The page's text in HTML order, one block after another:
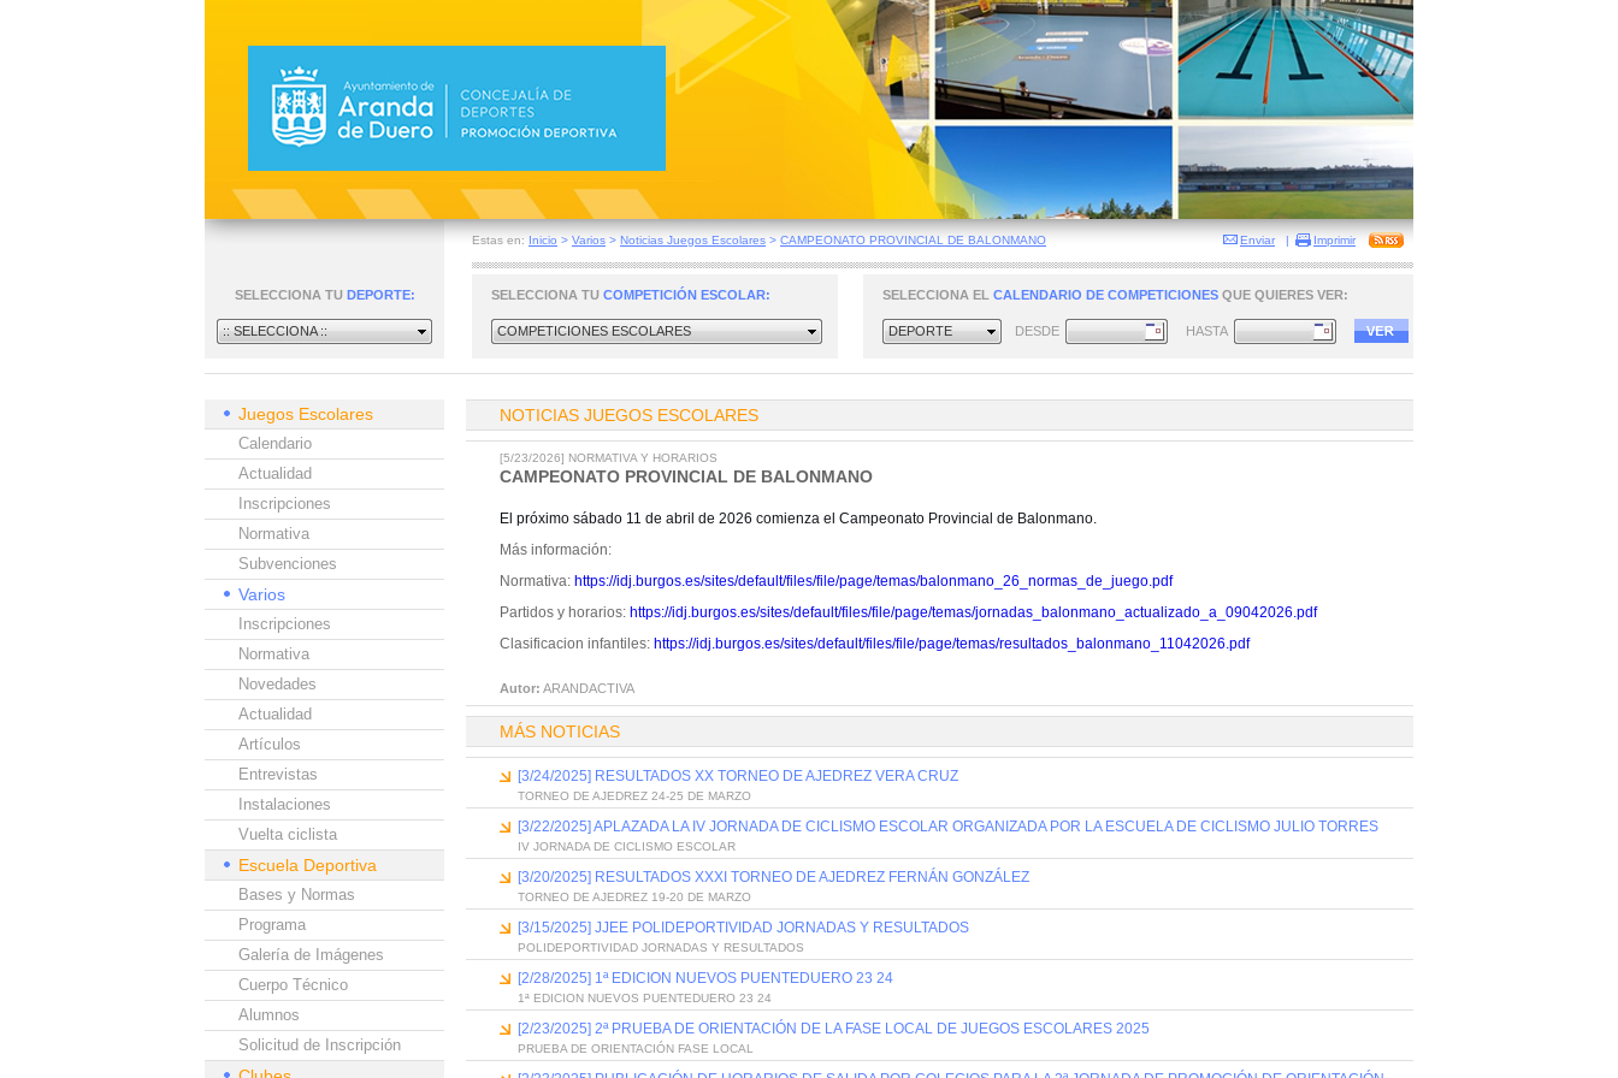
Estas en: Inicio > Varios > Noticias Juegos Escolares > CAMPEONATO PROVINCIAL DE BALONMANO Enviar | Imprimir
SELECCIONA TU DEPORTE:
:: SELECCIONA ::
SELECCIONA TU COMPETICIÓN ESCOLAR:
COMPETICIONES ESCOLARES
SELECCIONA EL CALENDARIO DE COMPETICIONES QUE QUIERES VER:
DEPORTE DESDE HASTA
Juegos Escolares
Calendario
Actualidad
Inscripciones
Normativa
Subvenciones
Varios
Inscripciones
Normativa
Novedades
Actualidad
Artículos
Entrevistas
Instalaciones
Vuelta ciclista
Escuela Deportiva
Bases y Normas
Programa
Galería de Imágenes
Cuerpo Técnico
Alumnos
Solicitud de Inscripción
NOTICIAS JUEGOS ESCOLARES
[5/23/2026] NORMATIVA Y HORARIOS
CAMPEONATO PROVINCIAL DE BALONMANO
El próximo sábado 11 de abril de 2026 comienza el Campeonato Provincial de Balonmano.
Más información:
Normativa: https://idj.burgos.es/sites/default/files/file/page/temas/balonmano_26_normas_de_juego.pdf
Partidos y horarios: https://idj.burgos.es/sites/default/files/file/page/temas/jornadas_balonmano_actualizado_a_09042026.pdf
Clasificacion infantiles: https://idj.burgos.es/sites/default/files/file/page/temas/resultados_balonmano_11042026.pdf
Autor: ARANDACTIVA
MÁS NOTICIAS
[3/24/2025] RESULTADOS XX TORNEO DE AJEDREZ VERA CRUZ
TORNEO DE AJEDREZ 24-25 DE MARZO
[3/22/2025] APLAZADA LA IV JORNADA DE CICLISMO ESCOLAR ORGANIZADA POR LA ESCUELA DE CICLISMO JULIO TORRES
IV JORNADA DE CICLISMO ESCOLAR
[3/20/2025] RESULTADOS XXXI TORNEO DE AJEDREZ FERNÁN GONZÁLEZ
TORNEO DE AJEDREZ 19-20 DE MARZO
[3/15/2025] JJEE POLIDEPORTIVIDAD JORNADAS Y RESULTADOS
POLIDEPORTIVIDAD JORNADAS Y RESULTADOS
[2/28/2025] 1ª EDICION NUEVOS PUENTEDUERO 23 24
1ª EDICION NUEVOS PUENTEDUERO 23 24
[2/23/2025] 2ª PRUEBA DE ORIENTACIÓN DE LA FASE LOCAL DE JUEGOS ESCOLARES 2025
PRUEBA DE ORIENTACIÓN FASE LOCAL